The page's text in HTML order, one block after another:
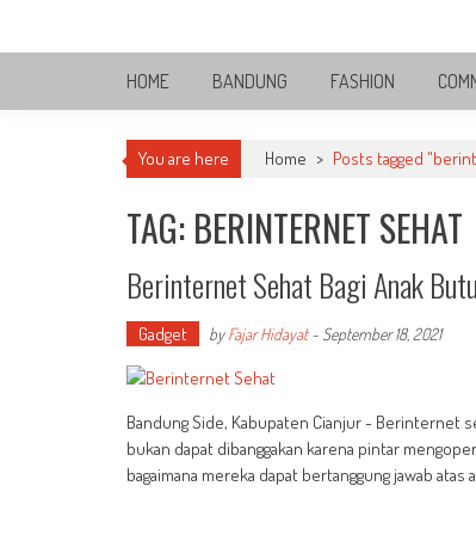
Bandung Side
Sisi Cantik Bandung
HOME BANDUNG FASHION
You are here Home > Posts tagged
TAG: BERINTERNET SEHAT
Berinternet Sehat Bagi Anak
Gadget byFajar Hidayat- September 18, 2021
Bandung Side, Kabupaten Cianjur - Berinternet
bukan dapat dibanggakan karena pintar
bagaimana mereka dapat bertanggung jawab